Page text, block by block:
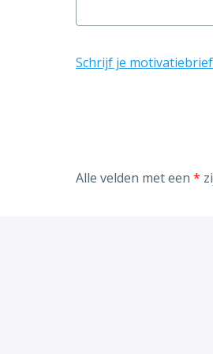
Schrijf je
Alle velden met een *